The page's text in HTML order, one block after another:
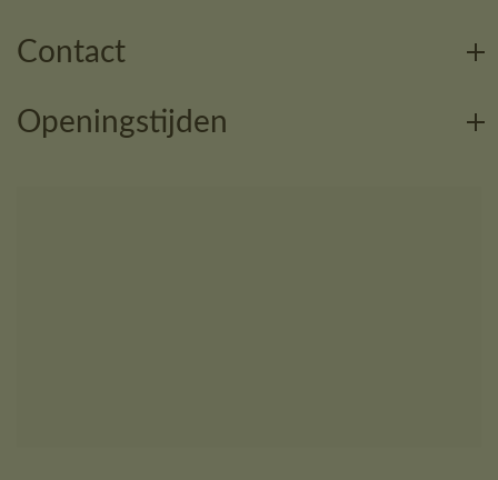
Contact
Openingstijden